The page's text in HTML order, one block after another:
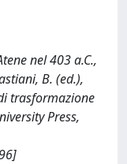
nel 403 a.C.,
B. (ed.),
trasformazione
Press,